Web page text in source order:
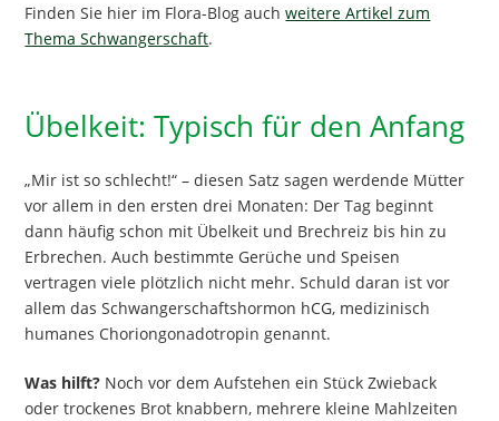
Finden Sie hier im Flora-Blog auchweitere Artikel zum
Thema Schwangerschaft.
Übelkeit: Typisch für den Anfang
„Mir ist so schlecht!“ – diesen Satz sagen werdende Mütter
vor allem in den ersten drei Monaten: Der Tag beginnt
dann häufig schon mit Übelkeit und Brechreiz bis hin zu
Erbrechen. Auch bestimmte Gerüche und Speisen
vertragen viele plötzlich nicht mehr. Schuld daran ist vor
allem das Schwangerschaftshormon hCG, medizinisch
humanes Choriongonadotropin genannt.
Was hilft? Noch vor dem Aufstehen ein Stück Zwieback
oder trockenes Brot knabbern, mehrere kleine Mahlzeiten